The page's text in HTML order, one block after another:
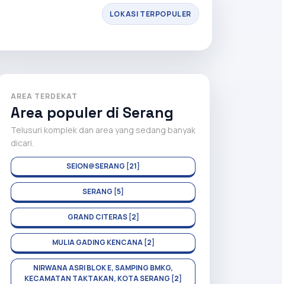
LOKASI TERPOPULER
AREA TERDEKAT
Area populer di Serang
Telusuri komplek dan area yang sedang banyak
dicari.
SEION@SERANG [21]
SERANG [5]
GRAND CITERAS [2]
MULIA GADING KENCANA [2]
NIRWANA ASRI BLOK E, SAMPING BMKG,
KECAMATAN TAKTAKAN, KOTA SERANG [2]